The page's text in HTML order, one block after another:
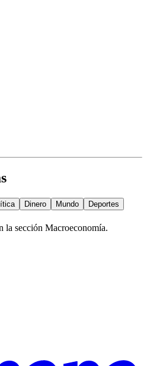
Dinero Mundo
Deportes
la sección Macroeconomía.